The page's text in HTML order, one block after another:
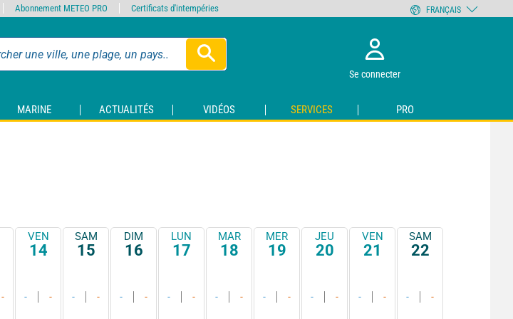
Se connecter
MARINE ACTUALITÉS VIDÉOS SERVICES PRO
-
VEN
14
- -
SAM
15
- -
DIM
16
- -
LUN
17
- -
MAR
18
- -
MER
19
- -
JEU
20
- -
VEN
21
- -
SAM
22
- -
Abonnement METEO PRO Certificats d'intempéries FRANÇAIS